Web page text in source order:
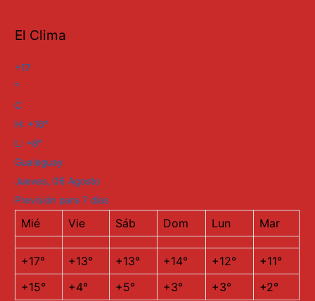
El Clima
+17
°
C
H: +16°
L: +8°
Gualeguay
Jueves, 06 Agosto
Previsión para 7 días
Mié Vie Sáb Dom Lun Mar
+17° +13° +13° +14° +12° +11°
+15° +4° +5° +3° +3° +2°